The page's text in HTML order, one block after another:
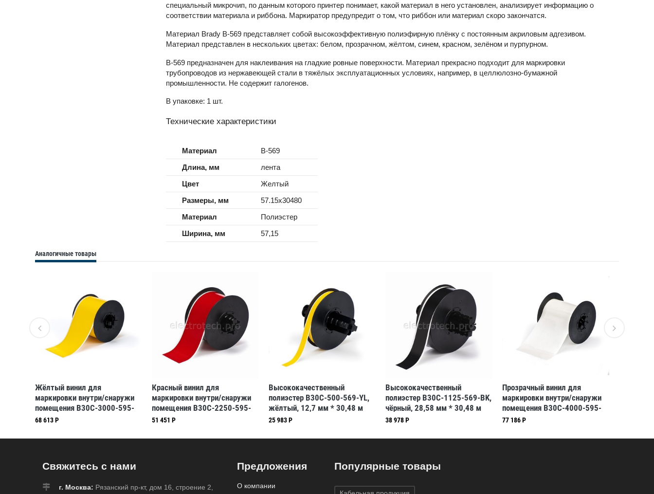
специальный микрочип, по данным которого принтер понимает, какой материал в него установлен, анализирует информацию о
соответствии материала и риббона. Маркиратор предупредит о том, что риббон или материал скоро закончатся.
Материал Brady B-569 представляет собой высокоэффективную полиэфирную плёнку с постоянным акриловым адгезивом.
Материал представлен в нескольких цветах: белом, прозрачном, жёлтом, синем, красном, зелёном и пурпурном.
B-569 предназначен для наклеивания на гладкие ровные поверхности. Материал прекрасно подходит для маркировки
трубопроводов из нержавеющей стали в тяжёлых эксплуатационных условиях, например, в целлюлозно-бумажной
промышленности. Не содержит галогенов.
В упаковке: 1 шт.
Технические характеристики
Материал
B-569
Длина, мм
лента
Цвет
Желтый
Размеры, мм
57.15x30480
Материал
Полиэстер
Ширина, мм
57,15
Аналогичные товары
Жёлтый винил для
маркировки внутри/снаружи
помещения B30C-3000-595-
YL, 76,2 мм * 30,48 м
68 613 Р
Красный винил для
маркировки внутри/снаружи
помещения B30C-2250-595-
RD, 57,15 мм * 30,48 м
51 451 Р
Высококачественный
полиэстер B30C-500-569-YL,
жёлтый, 12,7 мм * 30,48 м
(BBP31/33/35/37)
25 983 Р
Высококачественный
полиэстер B30C-1125-569-BK,
чёрный, 28,58 мм * 30,48 м
(BBP31/33/35/37)
38 978 Р
Прозрачный винил для
маркировки внутри/снаружи
помещения B30C-4000-595-
CL, 101,6 мм * 30,48 м
77 186 Р
Свяжитесь с нами
г. Москва: Рязанский пр-кт, дом 16, строение 2,
Предложения
О компании
Популярные товары